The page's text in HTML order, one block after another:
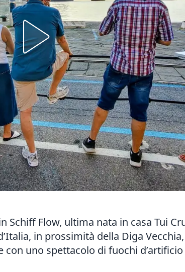
Schiff Flow, ultima nata in casa Tui
in prossimità della Diga
uno spettacolo di fuochi